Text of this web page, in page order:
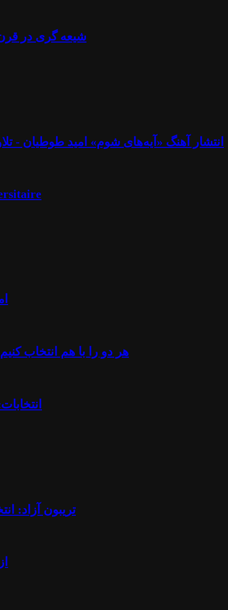
شیعه گری در قرن ۲۱ - استراتژی خامنه ای، نصرالله، اسماعیل هنیه، پوتین، چاوز و مادورو - دکتر جلال
انتشار آهنگ «آیه‌های شوم» امید طوطیان - تلاوت آیاتی از منجلاب قرآن (۸۳) - خوب و
«هر دو را با هم انتخاب
تریبون آزاد: